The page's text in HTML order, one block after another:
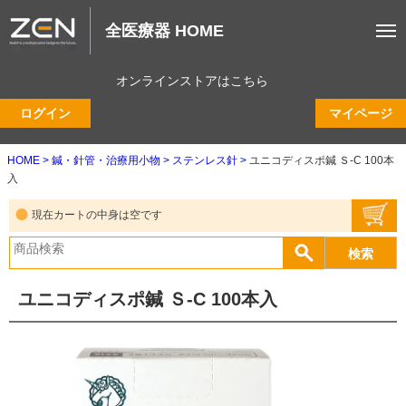
全医療器 HOME
オンラインストアはこちら
ログイン マイページ
HOME 鍼・針管・治療用小物 ステンレス針
ユニコディスポ鍼 Ｓ-C 100本
入
現在カートの中身は空です
ユニコディスポ鍼 Ｓ-C 100本入